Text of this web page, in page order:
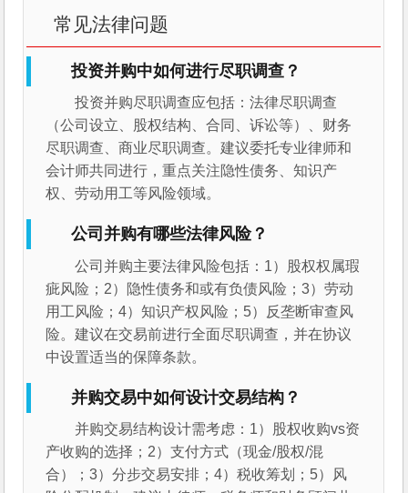
常见法律问题
投资并购中如何进行尽职调查？
投资并购尽职调查应包括：法律尽职调查
（公司设立、股权结构、合同、诉讼等）、财务
尽职调查、商业尽职调查。建议委托专业律师和
会计师共同进行，重点关注隐性债务、知识产
权、劳动用工等风险领域。
公司并购有哪些法律风险？
公司并购主要法律风险包括：1）股权权属瑕
疵风险；2）隐性债务和或有负债风险；3）劳动
用工风险；4）知识产权风险；5）反垄断审查风
险。建议在交易前进行全面尽职调查，并在协议
中设置适当的保障条款。
并购交易中如何设计交易结构？
并购交易结构设计需考虑：1）股权收购vs资
产收购的选择；2）支付方式（现金/股权/混
合）；3）分步交易安排；4）税收筹划；5）风